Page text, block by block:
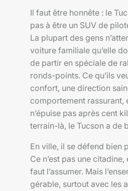
Il faut être honnête : le
pas à être un SUV de
La plupart des gens
voiture familiale qu’elle
de partir en spéciale de
ronds-points. Ce qu’ils
confort, une direction
comportement rassurant,
n’épuise pas après cent
terrain-là, le Tucson a de
En ville, il se défend bien
Ce n’est pas une
faut l’assumer. Mais
gérable, surtout avec les